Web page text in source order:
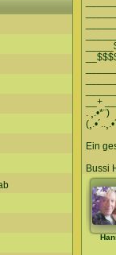
__+
. ¸.•*¨)
Ein
Bussi